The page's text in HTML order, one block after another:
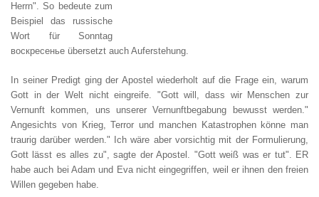
Herrn". So bedeute zum
Beispiel das russische
Wort für Sonntag
воскресенье übersetzt auch Auferstehung.
In seiner Predigt ging der Apostel wiederholt auf die Frage ein, warum
Gott in der Welt nicht eingreife. "Gott will, dass wir Menschen zur
Vernunft kommen, uns unserer Vernunftbegabung bewusst werden."
Angesichts von Krieg, Terror und manchen Katastrophen könne man
traurig darüber werden." Ich wäre aber vorsichtig mit der Formulierung,
Gott lässt es alles zu", sagte der Apostel. "Gott weiß was er tut". ER
habe auch bei Adam und Eva nicht eingegriffen, weil er ihnen den freien
Willen gegeben habe.